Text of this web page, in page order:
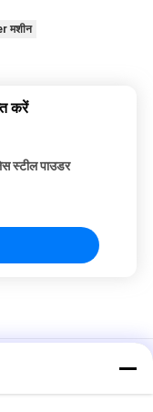
मशीन
करें
स्टील पाउडर
ग्रेडिंग उपकरण
सिफ्टर मशीन